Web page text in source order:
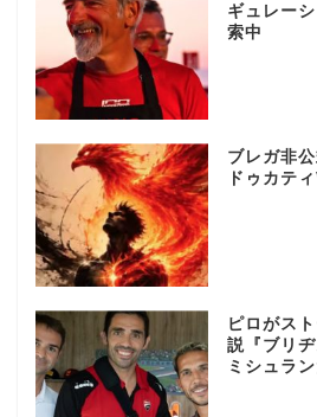
ギュレー
索中
ブレガ非
ドゥカテ
ピロがス
説『ブリ
ミシュラ